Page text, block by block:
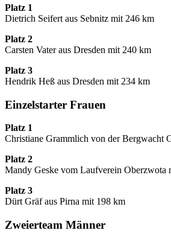
Platz 1
Dietrich Seifert aus Sebnitz mit 246 km
Platz 2
Carsten Vater aus Dresden mit 240 km
Platz 3
Hendrik Heß aus Dresden mit 234 km
Einzelstarter Frauen
Platz 1
Christiane Grammlich von der Bergwacht
Platz 2
Mandy Geske vom Laufverein Oberzwota
Platz 3
Dürt Gräf aus Pirna mit 198 km
Zweierteam Männer